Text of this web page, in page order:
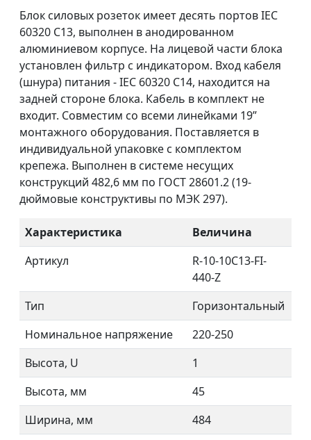
Блок силовых розеток имеет десять портов IEC
60320 C13, выполнен в анодированном
алюминиевом корпусе. На лицевой части блока
установлен фильтр с индикатором. Вход кабеля
(шнура) питания - IEC 60320 C14, находится на
задней стороне блока. Кабель в комплект не
входит. Совместим со всеми линейками 19”
монтажного оборудования. Поставляется в
индивидуальной упаковке с комплектом
крепежа. Выполнен в системе несущих
конструкций 482,6 мм по ГОСТ 28601.2 (19-
дюймовые конструктивы по МЭК 297).
Характеристика
Величина
Артикул
R-10-10C13-FI-
440-Z
Тип
Горизонтальный
Номинальное напряжение
220-250
Высота, U
1
Высота, мм
45
Ширина, мм
484